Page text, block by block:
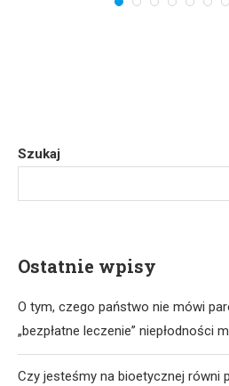
Szukaj
Ostatnie wpisy
O tym, czego państwo nie mówi
„bezpłatne leczenie” niepłodności
Czy jesteśmy na bioetycznej równi